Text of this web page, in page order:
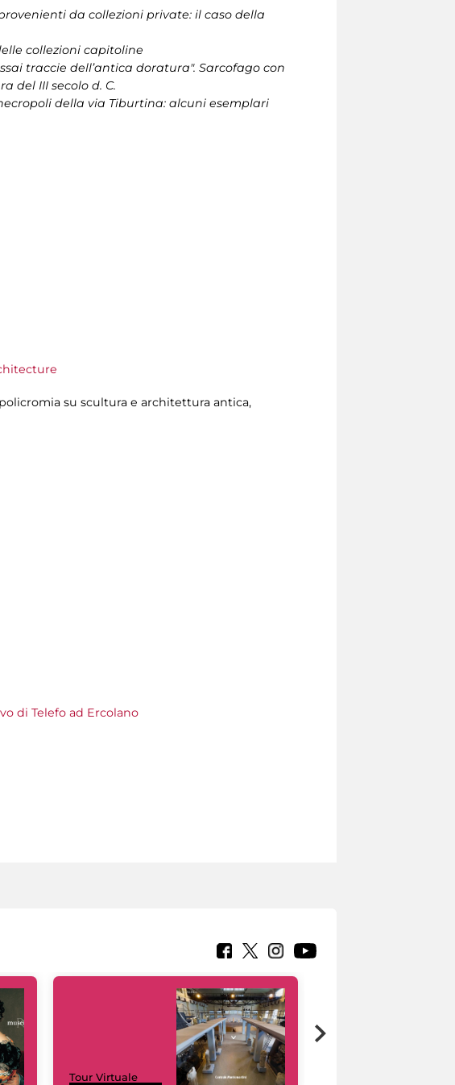
da collezioni private: il caso della
collezioni capitoline
traccie dell’antica doratura". Sarcofago con
del III secolo d. C.
della via Tiburtina: alcuni esemplari
su scultura e architettura antica,
di Telefo ad Ercolano
Tour Virtuale